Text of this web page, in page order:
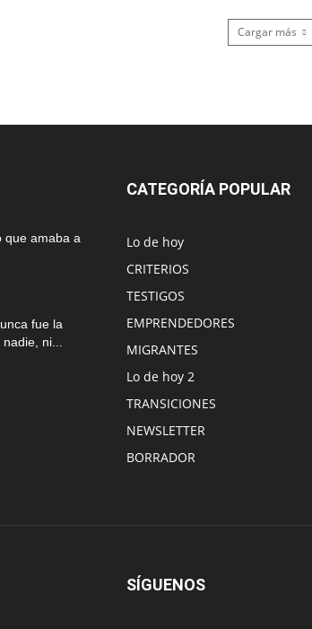
Cargar más
que amaba a
fue la
ni...
CATEGORÍA POPULAR
Lo de hoy
CRITERIOS
TESTIGOS
EMPRENDEDORES
MIGRANTES
Lo de hoy 2
TRANSICIONES
NEWSLETTER
BORRADOR
SÍGUENOS